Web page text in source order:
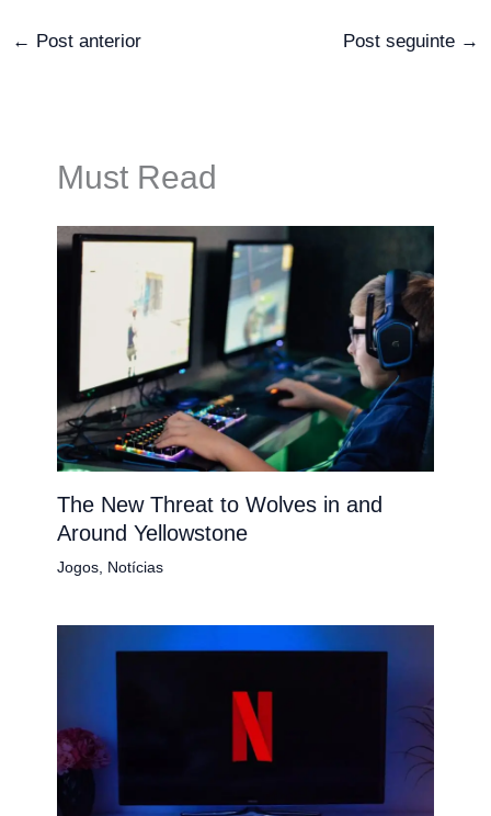
← Post anterior Post seguinte →
Must Read
The New Threat to Wolves in and
Around Yellowstone
Jogos, Notícias